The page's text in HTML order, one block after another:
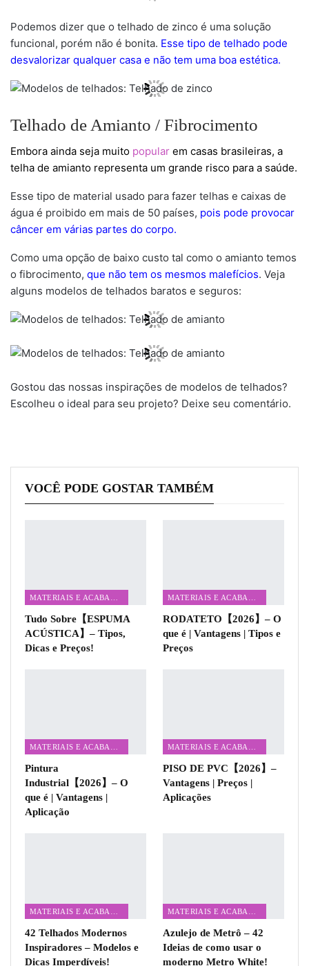
Podemos dizer que o telhado de zinco é uma solução
funcional, porém não é bonita. Esse tipo de telhado pode
desvalorizar qualquer casa e não tem uma boa estética.
Telhado de Amianto / Fibrocimento
Embora ainda seja muito popular em casas brasileiras, a
telha de amianto representa um grande risco para a saúde.
Esse tipo de material usado para fazer telhas e caixas de
água é proibido em mais de 50 países, pois pode provocar
câncer em várias partes do corpo.
Como uma opção de baixo custo tal como o amianto temos
o fibrocimento, que não tem os mesmos malefícios. Veja
alguns modelos de telhados baratos e seguros:
Gostou das nossas inspirações de modelos de telhados?
Escolheu o ideal para seu projeto? Deixe seu comentário.
VOCÊ PODE GOSTAR TAMBÉM
Tudo Sobre【ESPUMA
ACÚSTICA】– Tipos,
Dicas e Preços!
RODATETO【2026】– O
que é | Vantagens | Tipos e
Preços
Pintura
Industrial【2026】– O
que é | Vantagens |
Aplicação
PISO DE PVC【2026】–
Vantagens | Preços |
Aplicações
42 Telhados Modernos
Inspiradores – Modelos e
Dicas Imperdíveis!
Azulejo de Metrô – 42
Ideias de como usar o
moderno Metro White!